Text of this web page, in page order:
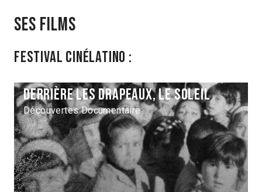
Ses films
Festival Cinélatino :
Derrière les drapeaux, le soleil
Découvertes Documentaire